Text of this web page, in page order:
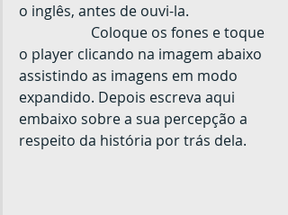
o inglês, antes de ouvi-la.
o player clicando na imagem abaixo
assistindo as imagens em modo
expandido. Depois escreva aqui
embaixo sobre a sua percepção a
respeito da história por trás dela.